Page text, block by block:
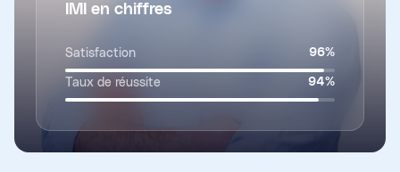
IMI en chiffres
Satisfaction 96%
Taux de réussite 94%